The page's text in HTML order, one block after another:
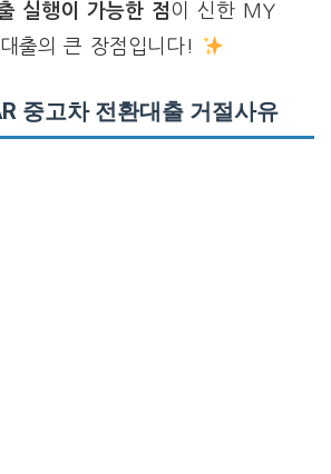
실행이 가능한 점이 신한 MY
출의 큰 장점입니다!
중고차 전환대출 거절사유